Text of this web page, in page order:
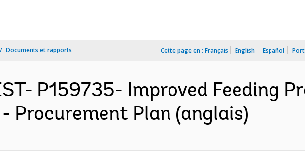
Documents et rapports Cette page en : Français English Español
P159735- Improved Feeding
Procurement Plan (anglais)